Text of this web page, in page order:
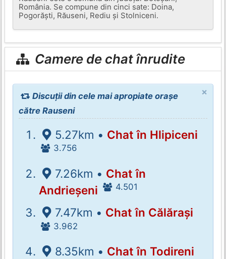
România. Se compune din cinci sate: Doina,
Pogorăști, Răuseni, Rediu și Stolniceni.
Camere de chat înrudite
×
Discuții din cele mai apropiate orașe
către Rauseni
5.27km • Chat în Hlipiceni
3.756
7.26km • Chat în
Andrieșeni
4.501
7.47km • Chat în Călărași
3.962
8.35km • Chat în Todireni